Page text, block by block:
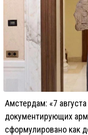
Амстердам: «7
документирующих
сформулировано как